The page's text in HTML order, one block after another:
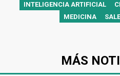
INTELIGENCIA ARTIFICIAL
MEDICINA
MÁS